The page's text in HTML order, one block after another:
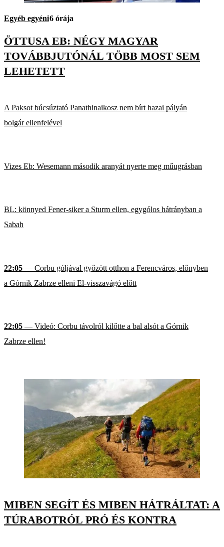
Egyéb egyéni6 órája
ÖTTUSA EB: NÉGY MAGYAR
TOVÁBBJUTÓNÁL TÖBB MOST SEM
LEHETETT
A Paksot búcsúztató Panathinaikosz nem bírt hazai pályán
bolgár ellenfelével
Vizes Eb: Wesemann második aranyát nyerte meg műugrásban
BL: könnyed Fener-siker a Sturm ellen, egygólos hátrányban a
Sabah
22:05 — Corbu góljával győzött otthon a Ferencváros, előnyben
a Górnik Zabrze elleni El-visszavágó előtt
22:05 — Videó: Corbu távolról kilőtte a bal alsót a Górnik
Zabrze ellen!
MIBEN SEGÍT ÉS MIBEN HÁTRÁLTAT: A
TÚRABOTRÓL PRÓ ÉS KONTRA